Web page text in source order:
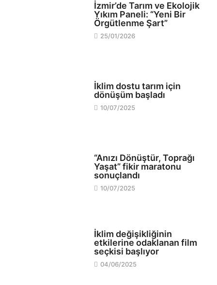
İzmir’de Tarım ve Ekolojik
Yıkım Paneli: “Yeni Bir
Örgütlenme Şart”
25/01/2026
İklim dostu tarım için
dönüşüm başladı
10/07/2025
“Anızı Dönüştür, Toprağı
Yaşat” fikir maratonu
sonuçlandı
10/07/2025
İklim değişikliğinin
etkilerine odaklanan film
seçkisi başlıyor
04/06/2025